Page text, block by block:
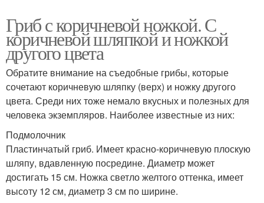
Гриб с коричневой ножкой. С
коричневой шляпкой и ножкой
другого цвета
Обратите внимание на съедобные грибы, которые
сочетают коричневую шляпку (верх) и ножку другого
цвета. Среди них тоже немало вкусных и полезных для
человека экземпляров. Наиболее известные из них:
Подмолочник
Пластинчатый гриб. Имеет красно-коричневую плоскую
шляпу, вдавленную посредине. Диаметр может
достигать 15 см. Ножка светло желтого оттенка, имеет
высоту 12 см, диаметр 3 см по ширине.